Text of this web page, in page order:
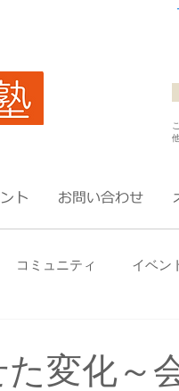
ト お問い合わせ
コミュニティ イベン
変化～